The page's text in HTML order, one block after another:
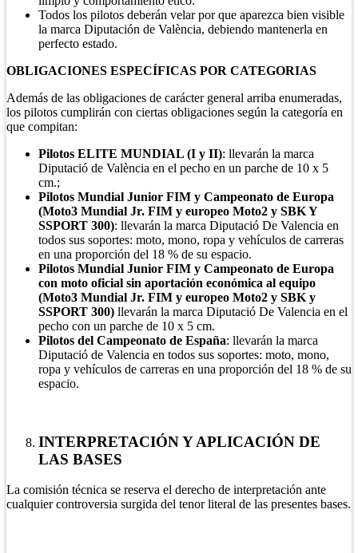
Todos los pilotos deberán velar por que aparezca bien visible
la marca Diputación de València, debiendo mantenerla en
perfecto estado.
OBLIGACIONES ESPECÍFICAS POR CATEGORIAS
Además de las obligaciones de carácter general arriba enumeradas,
los pilotos cumplirán con ciertas obligaciones según la categoría en
que compitan:
Pilotos ELITE MUNDIAL (I y II): llevarán la marca
Diputació de València en el pecho en un parche de 10 x 5
cm.;
Pilotos Mundial Junior FIM y Campeonato de Europa
(Moto3 Mundial Jr. FIM y europeo Moto2 y SBK Y
SSPORT 300): llevarán la marca Diputació De Valencia en
todos sus soportes: moto, mono, ropa y vehículos de carreras
en una proporción del 18 % de su espacio.
Pilotos Mundial Junior FIM y Campeonato de Europa
con moto oficial sin aportación económica al equipo
(Moto3 Mundial Jr. FIM y europeo Moto2 y SBK y
SSPORT 300) llevarán la marca Diputació De Valencia en el
pecho con un parche de 10 x 5 cm.
Pilotos del Campeonato de España: llevarán la marca
Diputació de Valencia en todos sus soportes: moto, mono,
ropa y vehículos de carreras en una proporción del 18 % de su
espacio.
INTERPRETACIÓN Y APLICACIÓN DE
LAS BASES
La comisión técnica se reserva el derecho de interpretación ante
cualquier controversia surgida del tenor literal de las presentes bases.